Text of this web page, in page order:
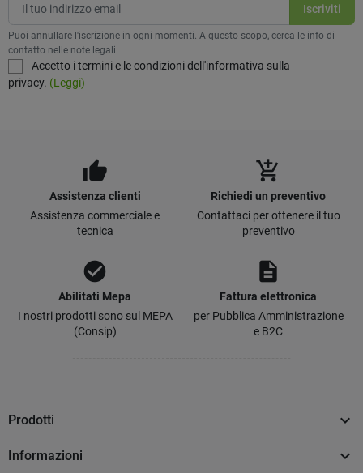
Puoi annullare l'iscrizione in ogni momenti. A questo scopo, cerca le info di
contatto nelle note legali.
Accetto i termini e le condizioni dell'informativa sulla
privacy. (Leggi)
thumb_up
Assistenza clienti
Assistenza commerciale e
tecnica
add_shopping_cart
Richiedi un preventivo
Contattaci per ottenere il tuo
preventivo
check_circle
Abilitati Mepa
I nostri prodotti sono sul MEPA
(Consip)
description
Fattura elettronica
per Pubblica Amministrazione
e B2C
Prodotti 
Informazioni 